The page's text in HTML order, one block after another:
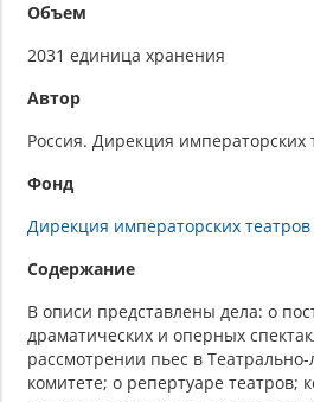
Объем
2031 единица хранения
Автор
Россия. Дирекция императорских
Фонд
Дирекция императорских
Содержание
В описи представлены дела: о
драматических и оперных
рассмотрении пьес в
комитете; о репертуаре театров;